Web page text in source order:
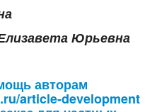
Юрьевна
авторам
article-development